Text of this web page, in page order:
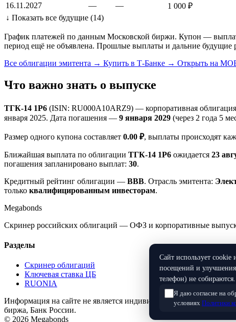
16.11.2027
— —
1 000 ₽
↓ Показать все будущие (14)
График платежей по данным Московской биржи. Купон —
период ещё не объявлена. Прошлые выплаты и дальние будущие
Все облигации эмитента → Купить в Т-Банке → Открыть на
Что важно знать о выпуске
ТГК-14 1Р6 (ISIN: RU000A10ARZ9) — корпоративная
января 2025. Дата погашения — 9 января 2029 (через 2 года 5
Размер одного купона составляет 0.00 ₽, выплаты происходят
Ближайшая выплата по облигации ТГК-14 1Р6 ожидается 23
погашения запланировано выплат: 30.
Кредитный рейтинг облигации — BBB. Отрасль эмитента:
только квалифицированным инвесторам.
Megabonds
Скринер российских облигаций — ОФЗ и корпоративные
Разделы
Скринер облигаций
Ключевая ставка ЦБ
RUONIA
Информация на сайте не является индивидуальной
биржа, Банк России.
© 2026 Megabonds
Сайт использует cookie
посещений и
телефон) не
Я даю согласие на
условиях Политики